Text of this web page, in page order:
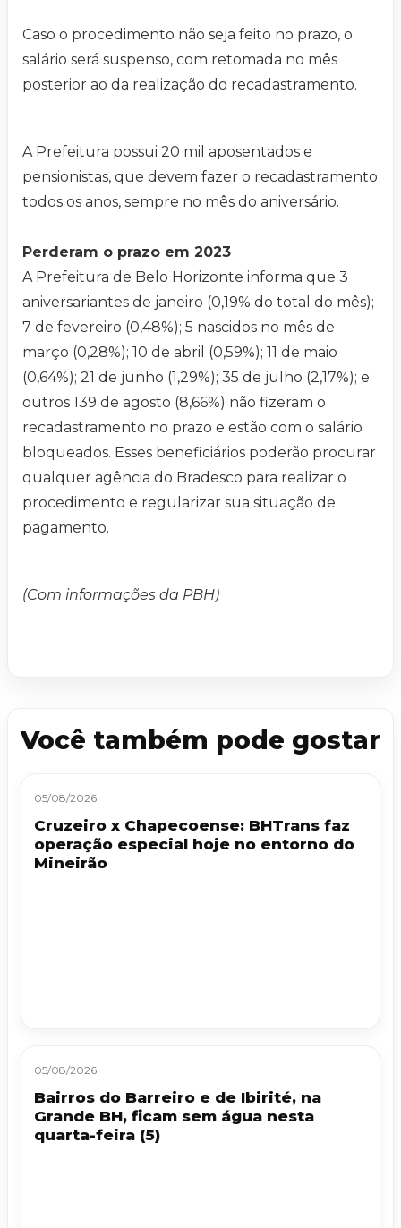
Caso o procedimento não seja feito no prazo, o
salário será suspenso, com retomada no mês
posterior ao da realização do recadastramento.
A Prefeitura possui 20 mil aposentados e
pensionistas, que devem fazer o recadastramento
todos os anos, sempre no mês do aniversário.
Perderam o prazo em 2023
A Prefeitura de Belo Horizonte informa que 3
aniversariantes de janeiro (0,19% do total do mês);
7 de fevereiro (0,48%); 5 nascidos no mês de
março (0,28%); 10 de abril (0,59%); 11 de maio
(0,64%); 21 de junho (1,29%); 35 de julho (2,17%); e
outros 139 de agosto (8,66%) não fizeram o
recadastramento no prazo e estão com o salário
bloqueados. Esses beneficiários poderão procurar
qualquer agência do Bradesco para realizar o
procedimento e regularizar sua situação de
pagamento.
(Com informações da PBH)
Você também pode gostar
05/08/2026
Cruzeiro x Chapecoense: BHTrans faz
operação especial hoje no entorno do
Mineirão
05/08/2026
Bairros do Barreiro e de Ibirité, na
Grande BH, ficam sem água nesta
quarta-feira (5)